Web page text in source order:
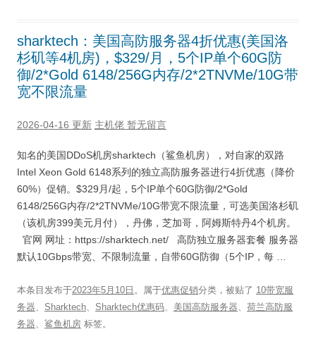
sharktech：美国高防服务器4折优惠(美国洛
杉矶等4机房)，$329/月，5个IP单个60G防
御/2*Gold 6148/256G内存/2*2TNVMe/10G带
宽不限流量
2026-04-16 更新 主机佬 暂无留言
知名的美国DDoS机房sharktech（鲨鱼机房），对自家的双路
Intel Xeon Gold 6148系列的独立高防服务器进行4折优惠（降价
60%）促销。$329月/起，5个IP单个60G防御/2*Gold
6148/256G内存/2*2TNVMe/10G带宽不限流量，可选美国洛杉矶
（该机房399美元月付），丹佛，芝加哥，阿姆斯特丹4个机房。
官网 网址：https://sharktech.net/ 高防独立服务器套餐 服务器
默认10Gbps带宽、不限制流量，自带60G防御（5个IP，每 …
本条目发布于2023年5月10日 。属于优惠促销分类，被贴了 10带宽服
务器、 Sharktech、 Sharktech优惠码、 美国高防服务器、 荷兰高防服
务器、 鲨鱼机房 标签。